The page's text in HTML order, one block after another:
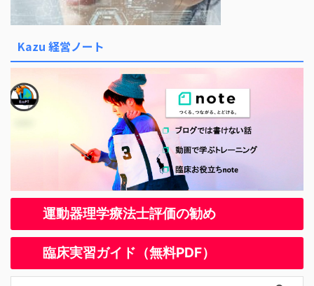
Kazu 経営ノート
運動器理学療法士評価の勧め
臨床実習ガイド（無料PDF）